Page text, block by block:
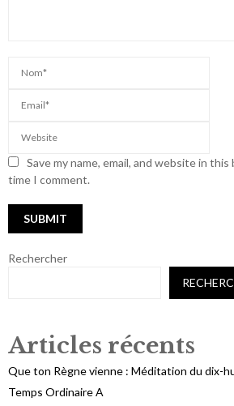
Save my name, email, and website in
time I comment.
Rechercher
Articles récents
Que ton Règne vienne : Méditation du dix-
Temps Ordinaire A